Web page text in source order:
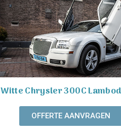
Witte Chrysler 300C
OFFERTE AANVRAGEN